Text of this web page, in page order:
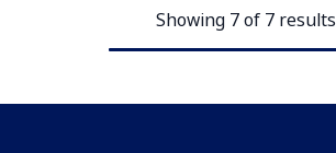
Showing 7 of 7 results